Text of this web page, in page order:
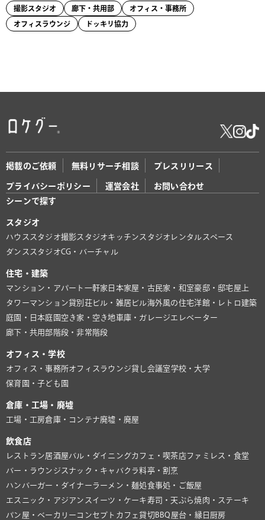
撮影スタジオ 廊下・共用部 オフィス・事務所
オフィスラウンジ ドッキリ協力
掲載のご依頼 無料リサーチ相談 プレスリリース
プライバシーポリシー 運営会社
お問い合わせ
シーンで探す
スタジオ
ハウススタジオ撮影スタジオキッチンスタジオ レンタルスペース
ダンススタジオCG・バーチャル
住宅・建築
マンション・アパート 一軒家 日本家屋・古民家・和室豪邸・邸宅屋上
タワーマンション貸別荘ビル・雑居ビル海外風の住宅洋館・レトロ建築
庭園・日本庭園 空き家・空き地 車庫・ガレージ エレベーター
廊下・共用部 階段・非常階段
オフィス・学校
オフィス・事務所オフィスラウンジ貸し会議室学校・大学
保育園・子ども園
倉庫・工場・廃墟
工場・工房倉庫・コンテナ廃墟・廃屋
飲食店
レストラン居酒屋バル・ダイニングカフェ・喫茶店ファミレス・食堂
バー・ラウンジ スナック・キャバクラ料亭・割烹
ハンバーガー・ダイナーラーメン・麺処食事処・ご飯屋
エスニック・アジアン スイーツ・ケーキ寿司・天ぷら焼肉・ステーキ
パン屋・ベーカリー コンセプトカフェ貸切BBQ 屋台・縁日 厨房